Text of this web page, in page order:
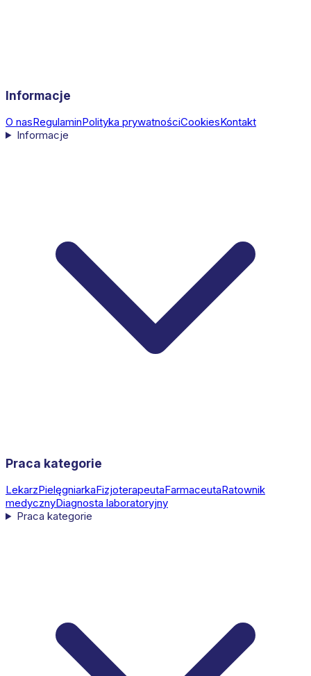
Informacje
O nasRegulaminPolityka prywatnościCookiesKontakt
Informacje
Praca kategorie
LekarzPielęgniarkaFizjoterapeutaFarmaceutaRatownik
medycznyDiagnosta laboratoryjny
Praca kategorie